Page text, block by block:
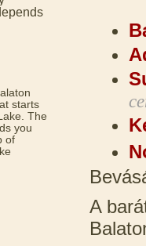
starts
The
you
of
A